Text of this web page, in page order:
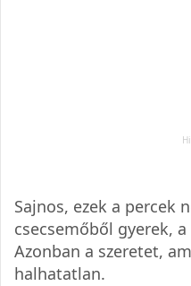
Sajnos, ezek a percek
csecsemőből gyerek,
Azonban a szeretet,
halhatatlan.